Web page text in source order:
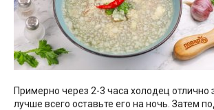
Примерно через 2-3 часа холодец отлично
лучше всего оставьте его на ночь. Затем